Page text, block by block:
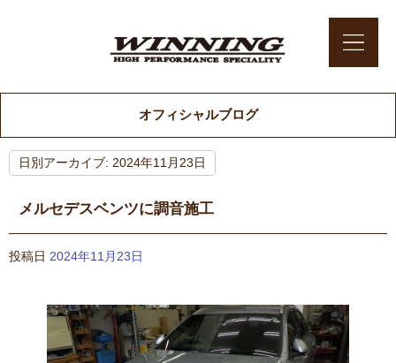
オフィシャルブログ
日別アーカイブ: 2024年11月23日
メルセデスベンツに調音施工
投稿日 2024年11月23日